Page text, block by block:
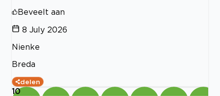
Beveelt aan
8 July 2026
Nienke
Breda
delen
10